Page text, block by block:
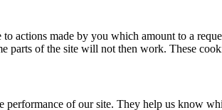
actions made by you which amount to a
of the site will not then work. These
of our site. They help us know